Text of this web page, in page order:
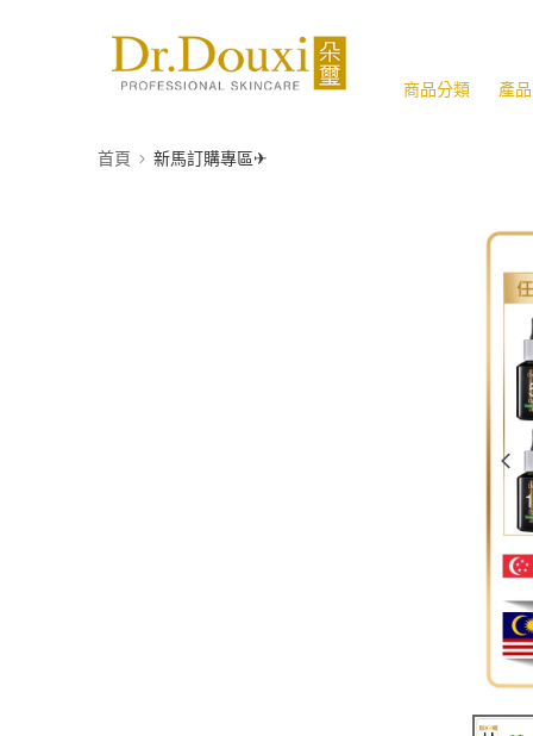
商品分類 產
首頁 新馬訂購專區✈